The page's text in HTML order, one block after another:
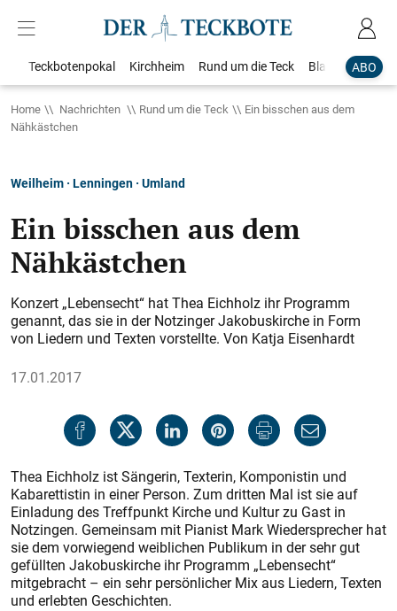
ABO
Teckbotenpokal Kirchheim Rund um die Teck Blaulicht
Home Nachrichten Rund um die Teck
Ein bisschen aus dem
Nähkästchen
Weilheim · Lenningen · Umland
Ein bisschen aus dem
Nähkästchen
Konzert „Lebensecht“ hat Thea Eichholz ihr Programm
genannt, das sie in der Notzinger Jakobuskirche in Form
von Liedern und Texten vorstellte. Von Katja Eisenhardt
17.01.2017
Thea Eichholz ist Sängerin, Texterin, Komponistin und
Kabarettistin in einer Person. Zum dritten Mal ist sie auf
Einladung des Treffpunkt Kirche und Kultur zu Gast in
Notzingen. Gemeinsam mit Pianist Mark Wiedersprecher hat
sie dem vorwiegend weiblichen Pub­likum in der sehr gut
gefüllten Jakobuskirche ihr Programm „Lebensecht“
mitgebracht – ein sehr persönlicher Mix aus Liedern, Texten
und erlebten Geschichten.